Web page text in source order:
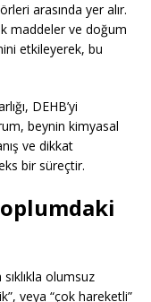
arasında yer alır.
maddeler ve doğum
etkileyerek, bu
DEHB’yi
beynin kimyasal
ve dikkat
bir süreçtir.
olumsuz
veya “çok hareketli”